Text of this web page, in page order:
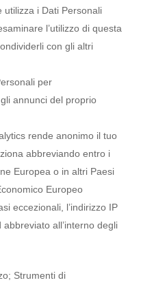
utilizza i Dati Personali
l’utilizzo di questa
con gli altri
per
annunci del proprio
rende anonimo il tuo
abbreviando entro i
Europea o in altri Paesi
Europeo
eccezionali, l’indirizzo IP
all’interno degli
Strumenti di